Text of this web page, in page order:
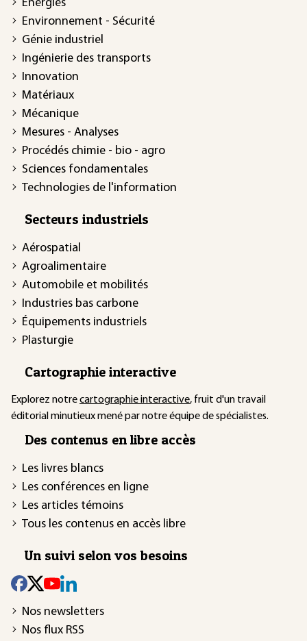
Énergies
Environnement - Sécurité
Génie industriel
Ingénierie des transports
Innovation
Matériaux
Mécanique
Mesures - Analyses
Procédés chimie - bio - agro
Sciences fondamentales
Technologies de l'information
Secteurs industriels
Aérospatial
Agroalimentaire
Automobile et mobilités
Industries bas carbone
Équipements industriels
Plasturgie
Cartographie interactive
Explorez notrecartographie interactive, fruit d'un travail
éditorial minutieux mené par notre équipe de spécialistes.
Des contenus en libre accès
Les livres blancs
Les conférences en ligne
Les articles témoins
Tous les contenus en accès libre
Un suivi selon vos besoins
Nos newsletters
Nos flux RSS